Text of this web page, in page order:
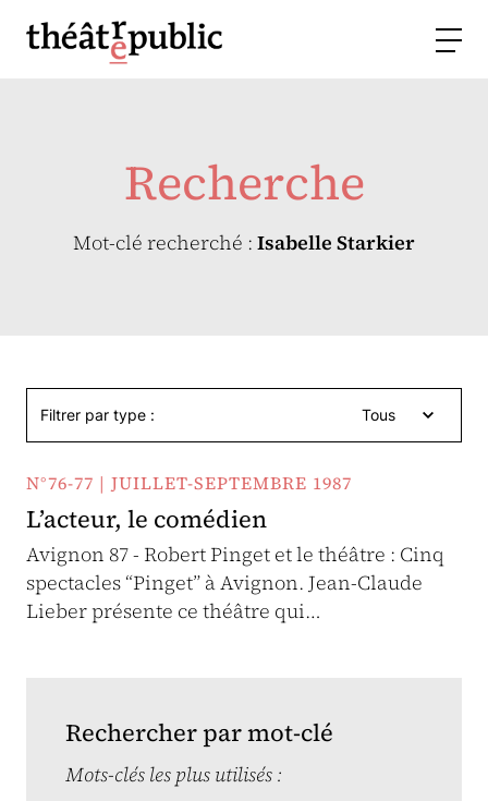
Recherche
Mot-clé recherché : Isabelle Starkier
Filtrer par type : Tous
N°76-77 | JUILLET-SEPTEMBRE 1987
L’acteur, le comédien
Avignon 87 - Robert Pinget et le théâtre : Cinq
spectacles “Pinget” à Avignon. Jean-Claude
Lieber présente ce théâtre qui…
Rechercher par mot-clé
Mots-clés les plus utilisés :